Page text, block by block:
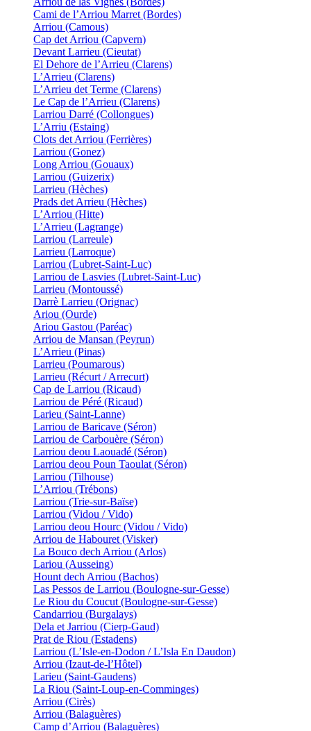
Cami de l’Arriou Marret (Bordes)
Arriou (Camous)
Cap det Arriou (Capvern)
Devant Larrieu (Cieutat)
El Dehore de l’Arrieu (Clarens)
L’Arrieu (Clarens)
L’Arrieu det Terme (Clarens)
Le Cap de l’Arrieu (Clarens)
Larriou Darré (Collongues)
L’Arriu (Estaing)
Clots det Arriou (Ferrières)
Larriou (Gonez)
Long Arriou (Gouaux)
Larriou (Guizerix)
Larrieu (Hèches)
Prads det Arrieu (Hèches)
L’Arriou (Hitte)
L’Arrieu (Lagrange)
Larriou (Larreule)
Larrieu (Larroque)
Larriou (Lubret-Saint-Luc)
Larriou de Lasvies (Lubret-Saint-Luc)
Larrieu (Montoussé)
Darrè Larrieu (Orignac)
Ariou (Ourde)
Ariou Gastou (Paréac)
Arriou de Mansan (Peyrun)
L’Arrieu (Pinas)
Larrieu (Poumarous)
Larrieu (Récurt / Arrecurt)
Cap de Larriou (Ricaud)
Larriou de Péré (Ricaud)
Larieu (Saint-Lanne)
Larriou de Baricave (Séron)
Larriou de Carbouère (Séron)
Larriou deou Laouadé (Séron)
Larriou deou Poun Taoulat (Séron)
Larriou (Tilhouse)
L’Arriou (Trébons)
Larriou (Trie-sur-Baïse)
Larriou (Vidou / Vido)
Larriou deou Hourc (Vidou / Vido)
Arriou de Habouret (Visker)
La Bouco dech Arriou (Arlos)
Lariou (Ausseing)
Hount dech Arriou (Bachos)
Las Pessos de Larriou (Boulogne-sur-Gesse)
Le Riou du Coucut (Boulogne-sur-Gesse)
Candarriou (Burgalays)
Dela et Jarriou (Cierp-Gaud)
Prat de Riou (Estadens)
Larriou (L’Isle-en-Dodon / L’Isla En Daudon)
Arriou (Izaut-de-l’Hôtel)
Larieu (Saint-Gaudens)
La Riou (Saint-Loup-en-Comminges)
Arriou (Cirès)
Arriou (Balaguères)
Camp d’Arriou (Balaguères)